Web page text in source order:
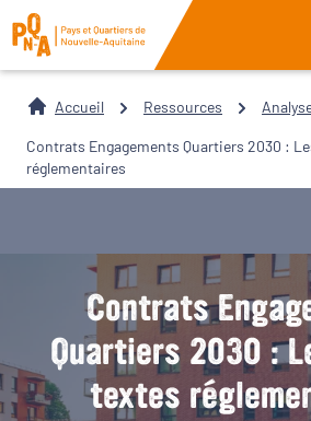
Accueil Ressources
Contrats Engagements Quartiers 2030 :
réglementaires
Contrats
Quartiers 2030 :
textes